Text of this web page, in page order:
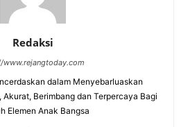
Redaksi
dalam Menyebarluaskan
Akurat, Berimbang dan Terpercaya Bagi
Elemen Anak Bangsa